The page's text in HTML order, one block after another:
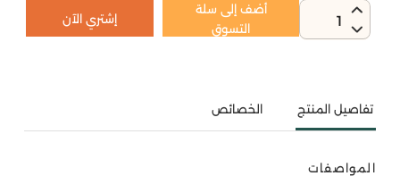
1
أضف إلى سلة
التسوق
إشتري الآن
تفاصيل المنتج الخصائص
المواصفات